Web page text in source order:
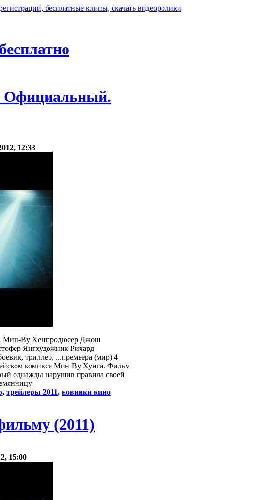
Официальный.
12:33
Мин-Ву Хенпродюсер Джош
Янгхудожник Ричард
триллер, ...премьера (мир) 4
комиксе Мин-Ву Хунга. Фильм
однажды нарушив правила своей
, трейлеры 2011, новинки кино
(2011)
15:00